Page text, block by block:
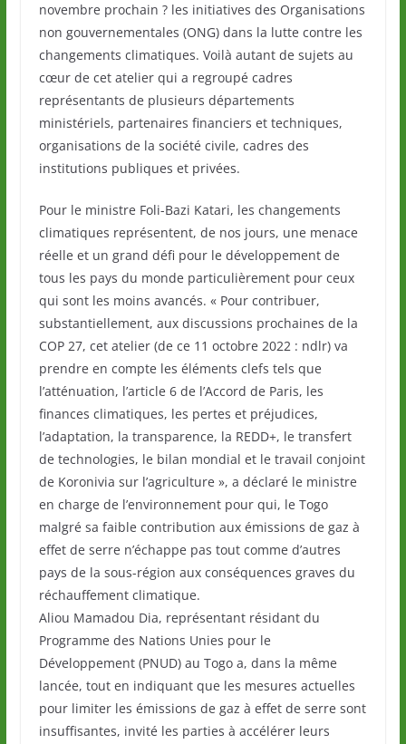
novembre prochain ? les initiatives des Organisations
non gouvernementales (ONG) dans la lutte contre les
changements climatiques. Voilà autant de sujets au
cœur de cet atelier qui a regroupé cadres
représentants de plusieurs départements
ministériels, partenaires financiers et techniques,
organisations de la société civile, cadres des
institutions publiques et privées.
Pour le ministre Foli-Bazi Katari, les changements
climatiques représentent, de nos jours, une menace
réelle et un grand défi pour le développement de
tous les pays du monde particulièrement pour ceux
qui sont les moins avancés. « Pour contribuer,
substantiellement, aux discussions prochaines de la
COP 27, cet atelier (de ce 11 octobre 2022 : ndlr) va
prendre en compte les éléments clefs tels que
l’atténuation, l’article 6 de l’Accord de Paris, les
finances climatiques, les pertes et préjudices,
l’adaptation, la transparence, la REDD+, le transfert
de technologies, le bilan mondial et le travail conjoint
de Koronivia sur l’agriculture », a déclaré le ministre
en charge de l’environnement pour qui, le Togo
malgré sa faible contribution aux émissions de gaz à
effet de serre n’échappe pas tout comme d’autres
pays de la sous-région aux conséquences graves du
réchauffement climatique.
Aliou Mamadou Dia, représentant résidant du
Programme des Nations Unies pour le
Développement (PNUD) au Togo a, dans la même
lancée, tout en indiquant que les mesures actuelles
pour limiter les émissions de gaz à effet de serre sont
insuffisantes, invité les parties à accélérer leurs